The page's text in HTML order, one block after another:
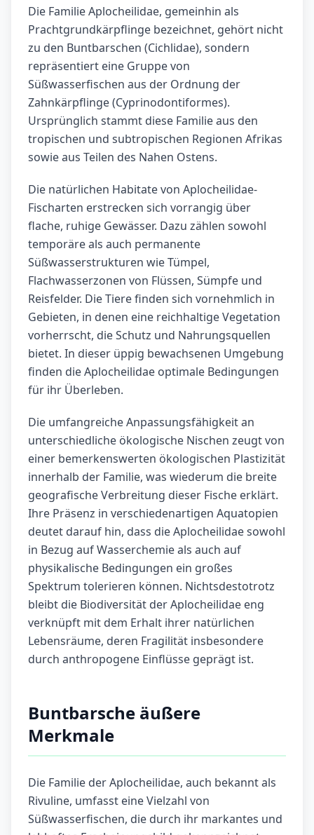
Die Familie Aplocheilidae, gemeinhin als
Prachtgrundkärpflinge bezeichnet, gehört nicht
zu den Buntbarschen (Cichlidae), sondern
repräsentiert eine Gruppe von
Süßwasserfischen aus der Ordnung der
Zahnkärpflinge (Cyprinodontiformes).
Ursprünglich stammt diese Familie aus den
tropischen und subtropischen Regionen Afrikas
sowie aus Teilen des Nahen Ostens.
Die natürlichen Habitate von Aplocheilidae-
Fischarten erstrecken sich vorrangig über
flache, ruhige Gewässer. Dazu zählen sowohl
temporäre als auch permanente
Süßwasserstrukturen wie Tümpel,
Flachwasserzonen von Flüssen, Sümpfe und
Reisfelder. Die Tiere finden sich vornehmlich in
Gebieten, in denen eine reichhaltige Vegetation
vorherrscht, die Schutz und Nahrungsquellen
bietet. In dieser üppig bewachsenen Umgebung
finden die Aplocheilidae optimale Bedingungen
für ihr Überleben.
Die umfangreiche Anpassungsfähigkeit an
unterschiedliche ökologische Nischen zeugt von
einer bemerkenswerten ökologischen Plastizität
innerhalb der Familie, was wiederum die breite
geografische Verbreitung dieser Fische erklärt.
Ihre Präsenz in verschiedenartigen Aquatopien
deutet darauf hin, dass die Aplocheilidae sowohl
in Bezug auf Wasserchemie als auch auf
physikalische Bedingungen ein großes
Spektrum tolerieren können. Nichtsdestotrotz
bleibt die Biodiversität der Aplocheilidae eng
verknüpft mit dem Erhalt ihrer natürlichen
Lebensräume, deren Fragilität insbesondere
durch anthropogene Einflüsse geprägt ist.
Buntbarsche äußere
Merkmale
Die Familie der Aplocheilidae, auch bekannt als
Rivuline, umfasst eine Vielzahl von
Süßwasserfischen, die durch ihr markantes und